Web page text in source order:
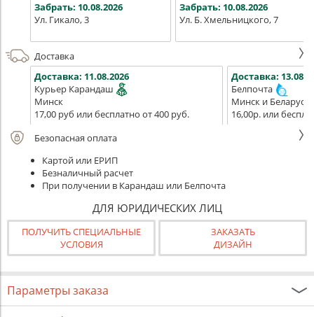
Забрать: 10.08.2026
Ул. Гикало, 3
Забрать: 10.08.2026
Ул. Б. Хмельницкого, 7
Доставка
Доставка: 11.08.2026
Курьер Карандаш
Минск
17,00 руб или бесплатно от 400 руб.
Доставка:
Белпочта
Минск и Беларусь
16,00р. или
Безопасная оплата
Картой или ЕРИП
Безналичный расчет
При получении в Карандаш или Белпочта
ДЛЯ ЮРИДИЧЕСКИХ ЛИЦ
ПОЛУЧИТЬ СПЕЦИАЛЬНЫЕ
УСЛОВИЯ
ЗАКАЗАТЬ
ДИЗАЙН
Параметры заказа